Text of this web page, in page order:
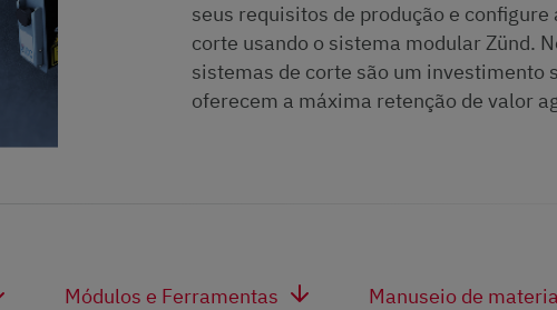
seus requisitos de produção e configure
corte usando o sistema modular Zünd.
sistemas de corte são um investimento
oferecem a máxima retenção de valor
Módulos e Ferramentas Manuseio de